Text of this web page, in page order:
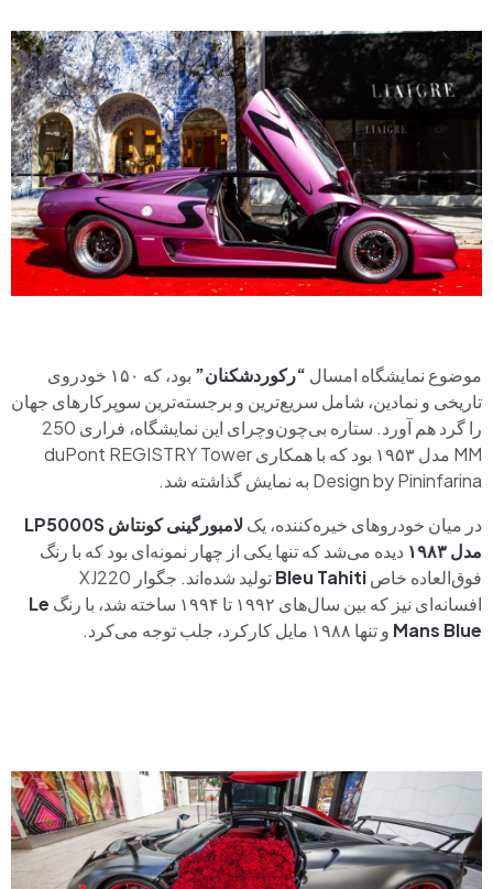
موضوع نمایشگاه امسال “رکوردشکنان”
بود، که ۱۵۰ خودروی
تاریخی و نمادین، شامل سریع‌ترین و برجسته‌ترین سوپرکارهای جهان
را گرد هم آورد. ستاره بی‌چون‌وچرای این نمایشگاه، فراری 250
MM مدل ۱۹۵۳ بود که با همکاری duPont REGISTRY Tower
Design by Pininfarina به نمایش گذاشته شد.
در میان خودروهای خیره‌کننده، یک
لامبورگینی کونتاش LP5000S
مدل ۱۹۸۳
دیده می‌شد که تنها یکی از چهار نمونه‌ای بود که با رنگ
فوق‌العاده خاصBleu Tahiti
تولید شده‌اند. جگوار XJ220
افسانه‌ای نیز که بین سال‌های ۱۹۹۲ تا ۱۹۹۴ ساخته شد، با رنگ
Le
Mans Blue و تنها ۱۹۸۸ مایل کارکرد، جلب توجه می‌کرد.